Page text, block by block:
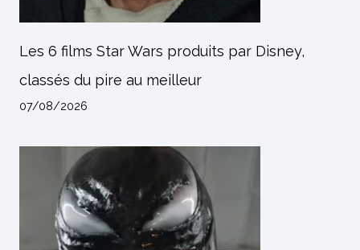
Les 6 films Star Wars produits par Disney,
classés du pire au meilleur
07/08/2026